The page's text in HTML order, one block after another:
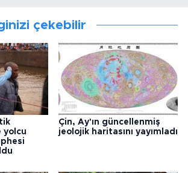
çekebilir
yolcu
Çin, Ay'ın güncellenmiş
jeolojik haritasını yayımladı